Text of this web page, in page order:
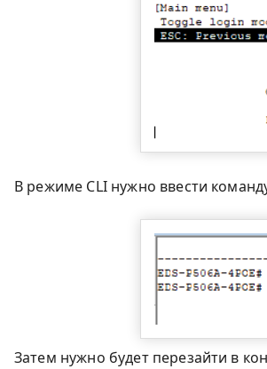
В режиме CLI нужно ввести
Затем нужно будет перезайти в